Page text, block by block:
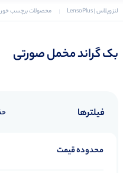
لنزوپلاس | LensoPlus محصولات برچسب
بک گراند مخمل صورتی
فیلترها
محدوده قیمت